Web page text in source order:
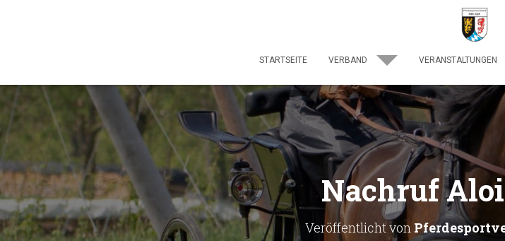
STARTSEITE VERBAND VERANSTALTUNGEN
Nachruf
Veröffentlicht von